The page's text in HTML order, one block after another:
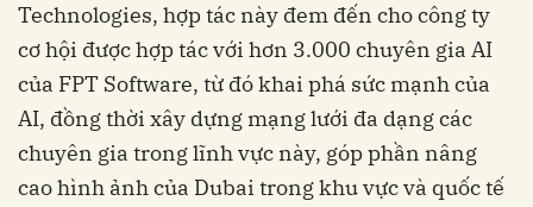
Technologies‏‏, hợp tác này đem đến cho công ty
cơ hội được hợp tác với hơn 3.000 chuyên gia AI
của FPT Software, từ đó khai phá sức mạnh của
AI, đồng thời xây dựng mạng lưới đa dạng các
chuyên gia trong lĩnh vực này, góp phần nâng
cao hình ảnh của Dubai trong khu vực và quốc tế